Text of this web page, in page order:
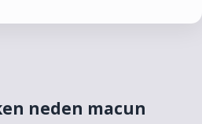
neden macun